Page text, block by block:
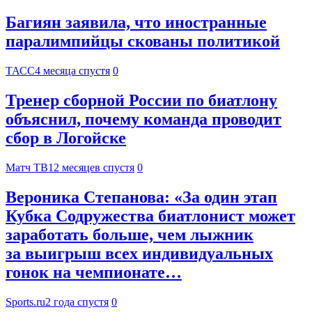
Багиян заявила, что иностранные
паралимпийцы скованы политикой
ТАСС4 месяца спустя 0
Тренер сборной России по биатлону
объяснил, почему команда проводит
сбор в Логойске
Матч ТВ12 месяцев спустя 0
Вероника Степанова: «За один этап
Кубка Содружества биатлонист может
заработать больше, чем лыжник
за выигрыш всех индивидуальных
гонок на чемпионате…
Sports.ru2 года спустя 0